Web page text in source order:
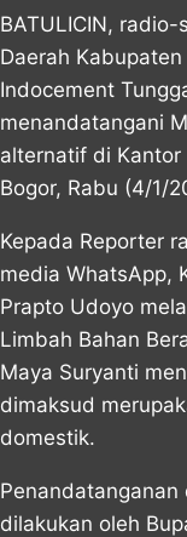
BATULICIN,
Daerah
Indocement
menandatangani
alternatif di Kantor
Bogor, Rabu (4/1/
Kepada Reporter
media WhatsApp,
Prapto Udoyo
Limbah Bahan
Maya Suryanti
dimaksud
domestik.
Penandatanganan
dilakukan oleh